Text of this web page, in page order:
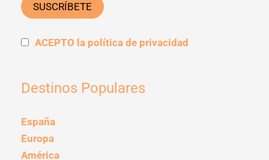
ACEPTO la política de privacidad
Destinos Populares
España
Europa
América